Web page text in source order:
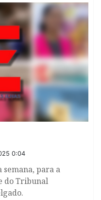
0:04
semana, para a
do Tribunal